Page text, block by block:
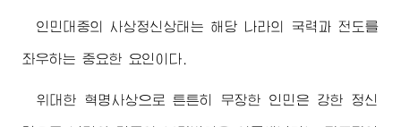
인민대중의 사상정신상태는 해당 나라의 국력과 전도를
좌우하는 중요한 요인이다.
위대한 혁명사상으로 튼튼히 무장한 인민은 강한 정신